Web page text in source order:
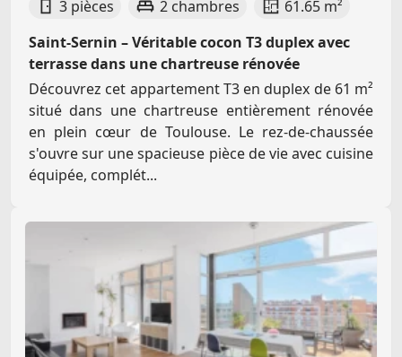
3 pièces 2 chambres
61.65 m²
Saint-Sernin – Véritable cocon T3 duplex avec
terrasse dans une chartreuse rénovée
Découvrez cet appartement T3 en duplex de 61 m²
situé dans une chartreuse entièrement rénovée
en plein cœur de Toulouse. Le rez-de-chaussée
s'ouvre sur une spacieuse pièce de vie avec cuisine
équipée, complét...